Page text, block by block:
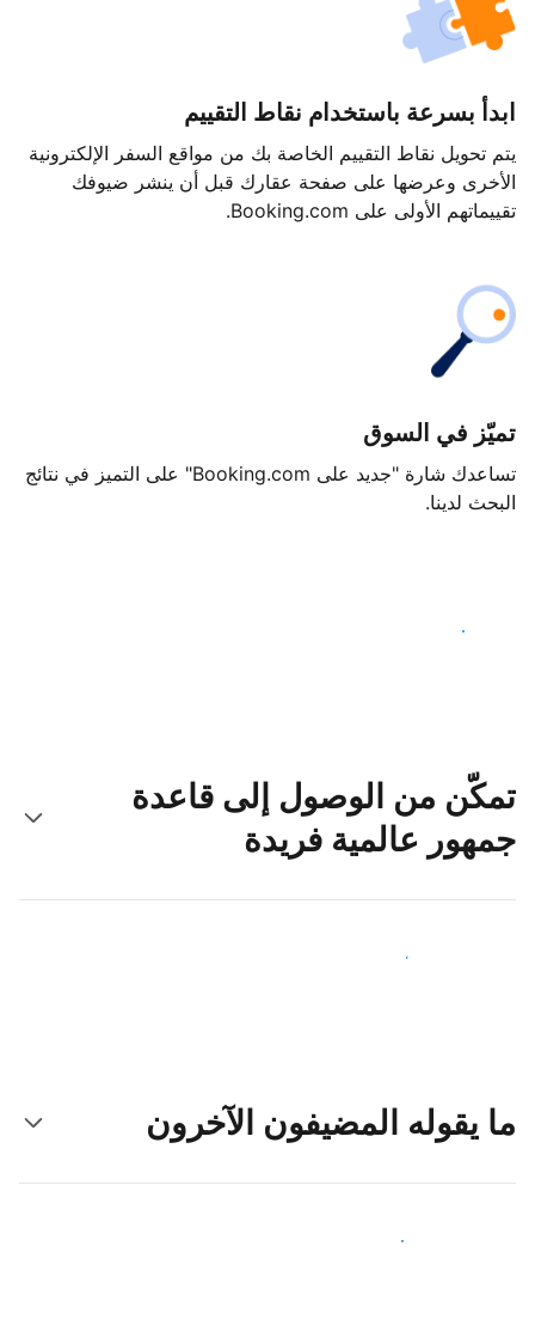
ابدأ بسرعة باستخدام نقاط التقييم
يتم تحويل نقاط التقييم الخاصة بك من مواقع السفر الإلكترونية
الأخرى وعرضها على صفحة عقارك قبل أن ينشر ضيوفك
تقييماتهم الأولى على Booking.com.
تميّز في السوق
تساعدك شارة "جديد على Booking.com" على التميز في نتائج
البحث لدينا.
ابدأ اليوم
تمكّن من الوصول إلى قاعدة
جمهور عالمية فريدة
اجذب ضيوف جدد اليوم
ما يقوله المضيفون الآخرون
انضم إلى مضيفين آخرين